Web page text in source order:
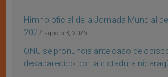
Himno oficial de la Jornada Mundial de
2027 agosto 3, 2026
ONU se pronuncia ante caso de
desaparecido por la dictadura